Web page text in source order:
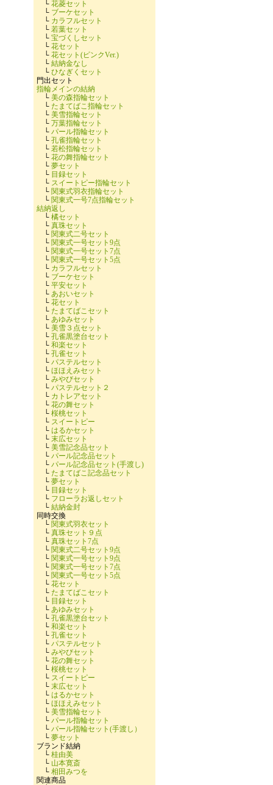
└ 花菱セット
└ ブーケセット
└ カラフルセット
└ 若葉セット
└ 宝づくしセット
└ 花セット
└ 花セット(ピンクVer.)
└ 結納金なし
└ ひなぎくセット
門出セット
指輪メインの結納
└ 美の森指輪セット
└ たまてばこ指輪セット
└ 美雪指輪セット
└ 万葉指輪セット
└ パール指輪セット
└ 孔雀指輪セット
└ 若松指輪セット
└ 花の舞指輪セット
└ 夢セット
└ 目録セット
└ スイートピー指輪セット
└ 関東式羽衣指輪セット
└ 関東式一号7点指輪セット
結納返し
└ 橘セット
└ 真珠セット
└ 関東式二号セット
└ 関東式一号セット9点
└ 関東式一号セット7点
└ 関東式一号セット5点
└ カラフルセット
└ ブーケセット
└ 平安セット
└ あおいセット
└ 花セット
└ たまてばこセット
└ あゆみセット
└ 美雪３点セット
└ 孔雀黒塗台セット
└ 和楽セット
└ 孔雀セット
└ パステルセット
└ ほほえみセット
└ みやびセット
└ パステルセット２
└ カトレアセット
└ 花の舞セット
└ 桜桃セット
└ スイートピー
└ はるかセット
└ 末広セット
└ 美雪記念品セット
└ パール記念品セット
└ パール記念品セット(手渡し)
└ たまてばこ記念品セット
└ 夢セット
└ 目録セット
└ フローラお返しセット
└ 結納金封
同時交換
└ 関東式羽衣セット
└ 真珠セット９点
└ 真珠セット7点
└ 関東式二号セット9点
└ 関東式一号セット9点
└ 関東式一号セット7点
└ 関東式一号セット5点
└ 花セット
└ たまてばこセット
└ 目録セット
└ あゆみセット
└ 孔雀黒塗台セット
└ 和楽セット
└ 孔雀セット
└ パステルセット
└ みやびセット
└ 花の舞セット
└ 桜桃セット
└ スイートピー
└ 末広セット
└ はるかセット
└ ほほえみセット
└ 美雪指輪セット
└ パール指輪セット
└ パール指輪セット(手渡し）
└ 夢セット
ブランド結納
└ 桂由美
└ 山本寛斎
└ 相田みつを
関連商品